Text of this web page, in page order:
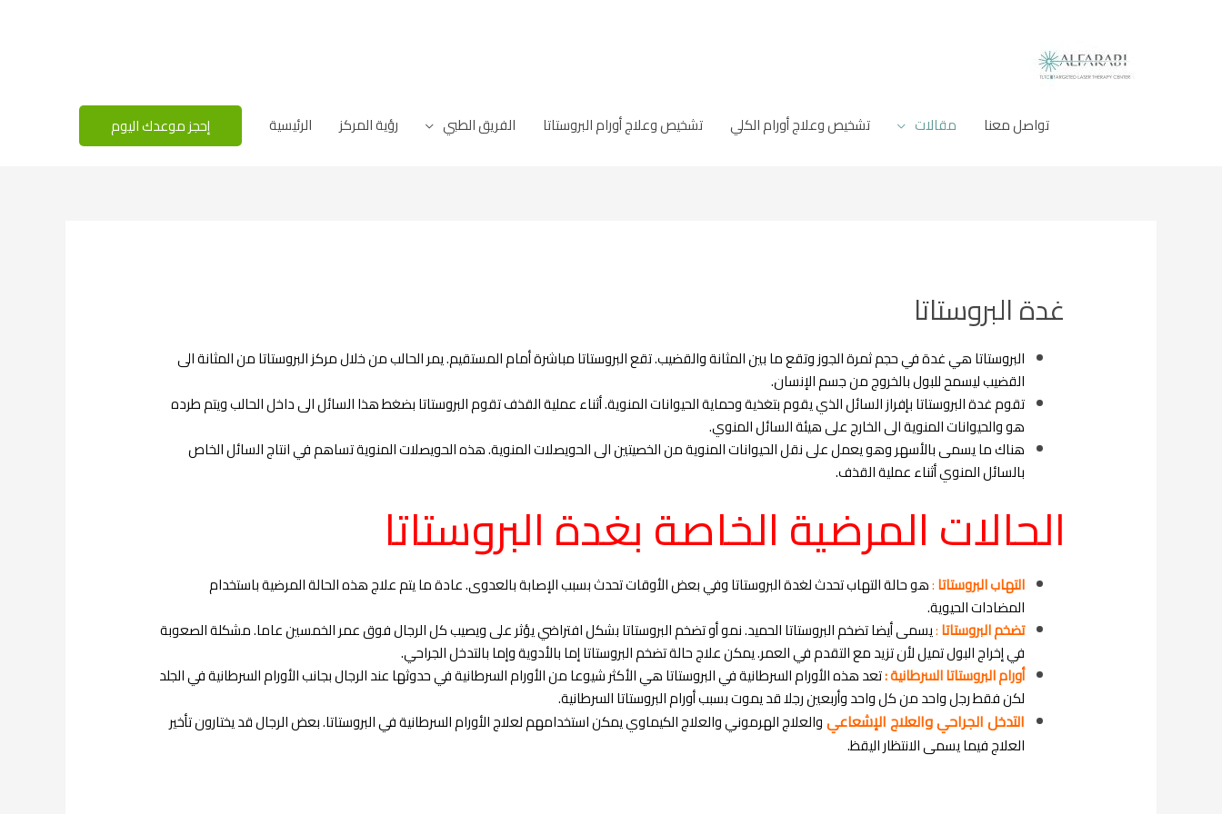
تواصل معنا مقالات تشخيص وعلاج أورام الكلي تشخيص وعلاج أورام البروستاتا الفريق الطبي رؤية المركز الرئيسية إحجز موعدك اليوم
غدة البروستاتا
البروستاتا هي غدة في حجم ثمرة الجوز وتقع ما بين المثانة والقضيب. تقع البروستاتا مباشرة أمام المستقيم. يمر الحالب من خلال مركز البروستاتا من المثانة الى
القضيب ليسمح للبول بالخروج من جسم الإنسان.
تقوم غدة البروستاتا بإفراز السائل الذي يقوم بتغذية وحماية الحيوانات المنوية. أثناء عملية القذف تقوم البروستاتا بضغط هذا السائل الى داخل الحالب ويتم طرده
هو والحيوانات المنوية الى الخارج على هيئة السائل المنوي.
هناك ما يسمى بالأسهر وهو يعمل على نقل الحيوانات المنوية من الخصيتين الى الحويصلات المنوية. هذه الحويصلات المنوية تساهم في انتاج السائل الخاص
بالسائل المنوي أثناء عملية القذف.
الحالات المرضية الخاصة بغدة البروستاتا
التهاب البروستاتا:هو حالة التهاب تحدث لغدة البروستاتا وفي بعض الأوقات تحدث بسبب الإصابة بالعدوى. عادة ما يتم علاج هذه الحالة المرضية باستخدام
المضادات الحيوية.
تضخم البروستاتا:يسمى أيضا تضخم البروستاتا الحميد. نمو أو تضخم البروستاتا بشكل افتراضي يؤثر على ويصيب كل الرجال فوق عمر الخمسين عاما. مشكلة الصعوبة
في إخراج البول تميل لأن تزيد مع التقدم في العمر. يمكن علاج حالة تضخم البروستاتا إما بالأدوية وإما بالتدخل الجراحي.
أورام البروستاتا السرطانية :تعد هذه الأورام السرطانية في البروستاتا هي الأكثر شيوعا من الأورام السرطانية في حدوثها عند الرجال بجانب الأورام السرطانية في الجلد
لكن فقط رجل واحد من كل واحد وأربعين رجلا قد يموت بسبب أورام البروستاتا السرطانية.
التدخل الجراحي والعلاج الإشعاعيوالعلاج الهرموني والعلاج الكيماوي يمكن استخدامهم لعلاج الأورام السرطانية في البروستاتا. بعض الرجال قد يختارون تأخير
العلاج فيما يسمى الانتظار اليقظ.